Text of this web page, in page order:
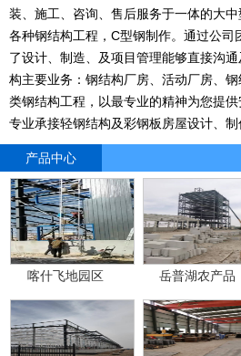
装、施工、咨询、售后服务于一体的大
各种钢结构工程，C型钢制作。通过公司
了设计、制造、及项目管理能够直接沟
构主要业务：钢结构厂房、活动厂房、
类钢结构工程，以最专业的精神为您提供
专业承接轻钢结构及彩钢板房屋设计、制
产品中心
喀什飞地园区 岳普湖农产品